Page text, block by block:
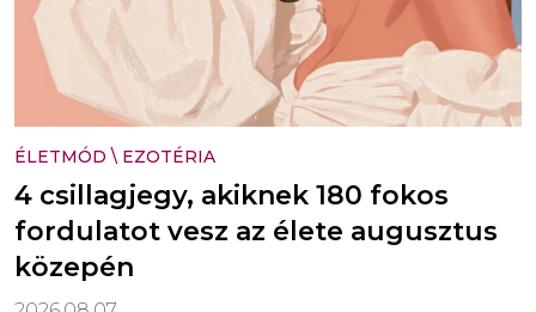
ÉLETMÓD \ EZOTÉRIA
4 csillagjegy, akiknek 180 fokos
fordulatot vesz az élete augusztus
közepén